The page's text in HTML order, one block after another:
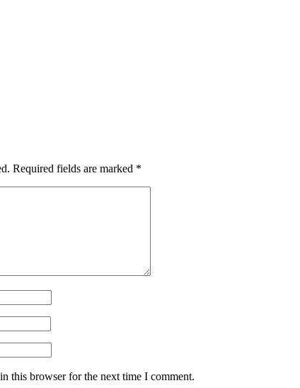
Required fields are marked *
this browser for the next time I comment.